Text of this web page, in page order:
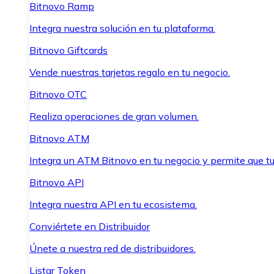
Bitnovo Ramp
Integra nuestra solución en tu plataforma.
Bitnovo Giftcards
Vende nuestras tarjetas regalo en tu negocio.
Bitnovo OTC
Realiza operaciones de gran volumen.
Bitnovo ATM
Integra un ATM Bitnovo en tu negocio y permite que
Bitnovo API
Integra nuestra API en tu ecosistema.
Conviértete en Distribuidor
Únete a nuestra red de distribuidores.
Listar Token